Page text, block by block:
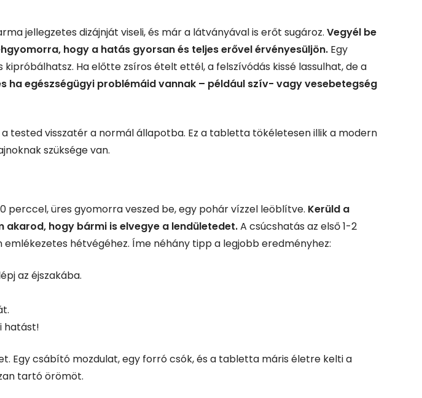
jellegzetes dizájnját viseli, és már a látványával is erőt sugároz. Vegyél be
hogy a hatás gyorsan és teljes erővel érvényesüljön. Egy
Ha előtte zsíros ételt ettél, a felszívódás kissé lassulhat, de a
ha egészségügyi problémáid vannak – például szív- vagy vesebetegség
tested visszatér a normál állapotba. Ez a tabletta tökéletesen illik a modern
szüksége van.
perccel, üres gyomorra veszed be, egy pohár vízzel leöblítve. Kerüld a
akarod, hogy bármi is elvegye a lendületedet.A csúcshatás az első 1-2
hétvégéhez. Íme néhány tipp a legjobb eredményhez:
az éjszakába.
hatást!
Egy csábító mozdulat, egy forró csók, és a tabletta máris életre kelti a
tartó örömöt.